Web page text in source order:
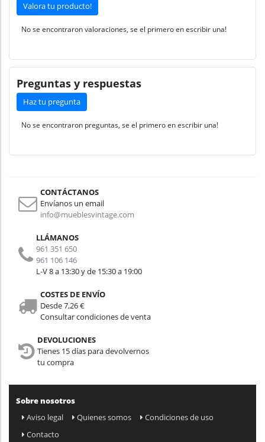
Valora tu producto!
No se encontraron valoraciones, se el primero en escribir una!
Preguntas y respuestas
Haz tu pregunta
No se encontraron preguntas, se el primero en escribir una!
CONTÁCTANOS
Envíanos un email
info@mueblesvintage.com
LLÁMANOS
961 351 650
961 106 146
L-V 8 a 13:30 y de 15:30 a 19:00
COSTES DE ENVÍO
Desde 7,26 €
Consultar condiciones de venta
DEVOLUCIONES
Tienes 15 días para devolvernos
tu compra
Sobre nosotros
Aviso legal
Quienes somos
Condiciones de uso
Contacto